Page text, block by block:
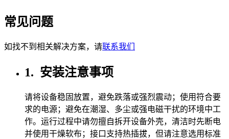
常见问题
如找不到相关解决方案，请联系我们
1. 安装注意事项
请将设备稳固放置，避免跌落或强烈震动；使用符合要
求的电源；避免在潮湿、多尘或强电磁干扰的环境中工
作。运行过程中请勿擅自拆开设备外壳，清洁时先断电
并使用干燥软布；接口支持热插拔，但请注意选用标准